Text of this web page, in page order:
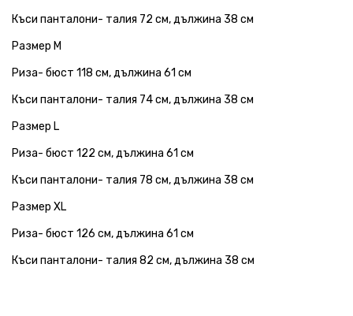
Къси панталони- талия 72 см, дължина 38 см
Размер М
Риза- бюст 118 см, дължина 61 см
Къси панталони- талия 74 см, дължина 38 см
Размер L
Риза- бюст 122 см, дължина 61 см
Къси панталони- талия 78 см, дължина 38 см
Размер XL
Риза- бюст 126 см, дължина 61 см
Къси панталони- талия 82 см, дължина 38 см